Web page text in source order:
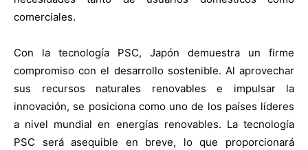
comerciales.
Con la tecnología PSC, Japón demuestra un firme
compromiso con el desarrollo sostenible. Al aprovechar
sus recursos naturales renovables e impulsar la
innovación, se posiciona como uno de los países líderes
a nivel mundial en energías renovables. La tecnología
PSC será asequible en breve, lo que proporcionará